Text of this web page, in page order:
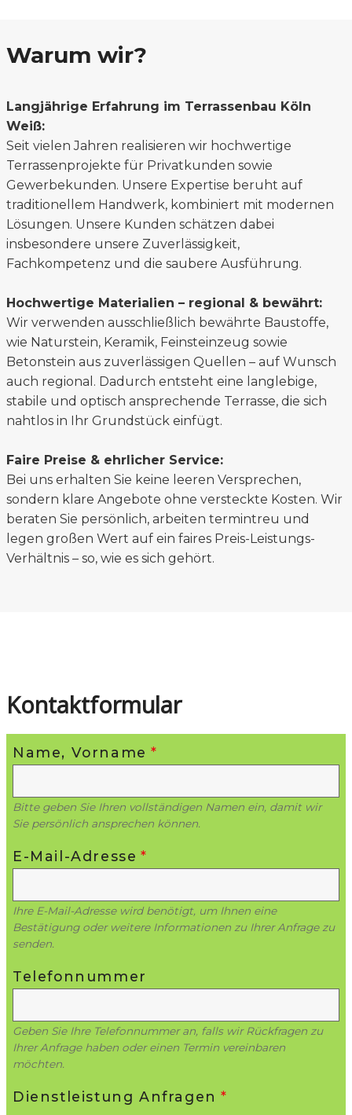
Warum wir?
Langjährige Erfahrung im Terrassenbau Köln
Weiß:
Seit vielen Jahren realisieren wir hochwertige
Terrassenprojekte für Privatkunden sowie
Gewerbekunden. Unsere Expertise beruht auf
traditionellem Handwerk, kombiniert mit modernen
Lösungen. Unsere Kunden schätzen dabei
insbesondere unsere Zuverlässigkeit,
Fachkompetenz und die saubere Ausführung.
Hochwertige Materialien – regional & bewährt:
Wir verwenden ausschließlich bewährte Baustoffe,
wie Naturstein, Keramik, Feinsteinzeug sowie
Betonstein aus zuverlässigen Quellen – auf Wunsch
auch regional. Dadurch entsteht eine langlebige,
stabile und optisch ansprechende Terrasse, die sich
nahtlos in Ihr Grundstück einfügt.
Faire Preise & ehrlicher Service:
Bei uns erhalten Sie keine leeren Versprechen,
sondern klare Angebote ohne versteckte Kosten. Wir
beraten Sie persönlich, arbeiten termintreu und
legen großen Wert auf ein faires Preis-Leistungs-
Verhältnis – so, wie es sich gehört.
Kontaktformular
Name, Vorname *
Bitte geben Sie Ihren vollständigen Namen ein, damit wir
Sie persönlich ansprechen können.
E-Mail-Adresse *
Ihre E-Mail-Adresse wird benötigt, um Ihnen eine
Bestätigung oder weitere Informationen zu Ihrer Anfrage zu
senden.
Telefonnummer
Geben Sie Ihre Telefonnummer an, falls wir Rückfragen zu
Ihrer Anfrage haben oder einen Termin vereinbaren
möchten.
Dienstleistung Anfragen *